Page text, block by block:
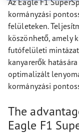
Az Eagle F1
kormányzási
felületeken.
köszönhető, amely
futófelületi
kanyarerők
optimalizált
kormányzási
The
Eagle F1